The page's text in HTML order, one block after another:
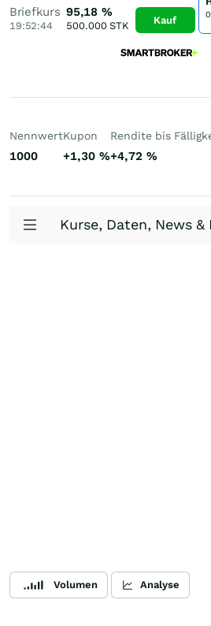
Briefkurs
19:52:44
95,18 %
500.000STK Kauf
Nennwert
1000
Kupon
+1,30 %
Rendite bis
+4,72 %
Kurse, Daten, News &
Volumen Analyse